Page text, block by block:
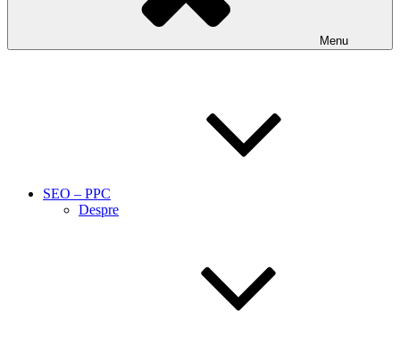
Menu
SEO – PPC
Despre